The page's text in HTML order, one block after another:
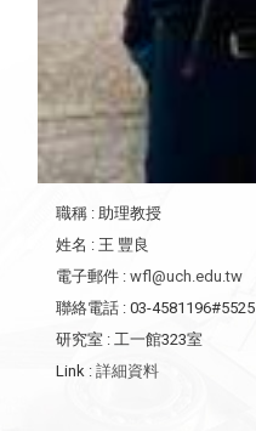
職稱 : 助理教授
姓名 : 王 豐良
電子郵件 : wfl@uch.edu.tw
聯絡電話 : 03-4581196#5525
研究室 : 工一館323室
Link : 詳細資料